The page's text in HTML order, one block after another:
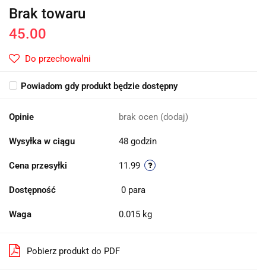
Brak towaru
45.00
Do przechowalni
Powiadom gdy produkt będzie dostępny
Opinie brak ocen (dodaj)
Wysyłka w ciągu 48 godzin
Cena przesyłki 11.99
Dostępność 0 para
Waga 0.015 kg
Pobierz produkt do PDF